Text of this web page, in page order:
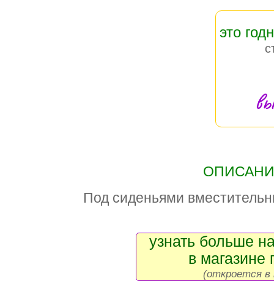
это
Под сиденьями
узнать больше
в магазине
(откроется в